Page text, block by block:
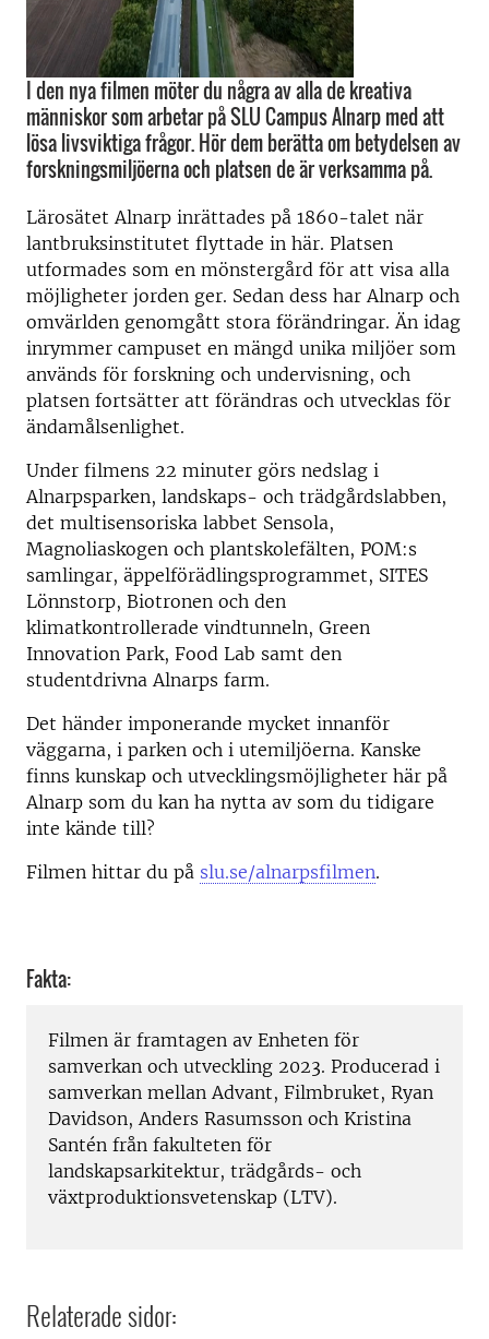
I den nya filmen möter du några av alla de kreativa
människor som arbetar på SLU Campus Alnarp med att
lösa livsviktiga frågor. Hör dem berätta om betydelsen av
forskningsmiljöerna och platsen de är verksamma på.
Lärosätet Alnarp inrättades på 1860-talet när
lantbruksinstitutet flyttade in här. Platsen
utformades som en mönstergård för att visa alla
möjligheter jorden ger. Sedan dess har Alnarp och
omvärlden genomgått stora förändringar. Än idag
inrymmer campuset en mängd unika miljöer som
används för forskning och undervisning, och
platsen fortsätter att förändras och utvecklas för
ändamålsenlighet.
Under filmens 22 minuter görs nedslag i
Alnarpsparken, landskaps- och trädgårdslabben,
det multisensoriska labbet Sensola,
Magnoliaskogen och plantskolefälten, POM:s
samlingar, äppelförädlingsprogrammet, SITES
Lönnstorp, Biotronen och den
klimatkontrollerade vindtunneln, Green
Innovation Park, Food Lab samt den
studentdrivna Alnarps farm.
Det händer imponerande mycket innanför
väggarna, i parken och i utemiljöerna. Kanske
finns kunskap och utvecklingsmöjligheter här på
Alnarp som du kan ha nytta av som du tidigare
inte kände till?
Filmen hittar du på slu.se/alnarpsfilmen.
Fakta:
Filmen är framtagen av Enheten för
samverkan och utveckling 2023. Producerad i
samverkan mellan Advant, Filmbruket, Ryan
Davidson, Anders Rasumsson och Kristina
Santén från fakulteten för
landskapsarkitektur, trädgårds- och
växtproduktionsvetenskap (LTV).
Relaterade sidor: